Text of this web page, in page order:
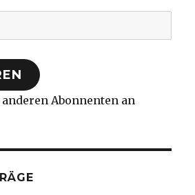
Abonnenten an